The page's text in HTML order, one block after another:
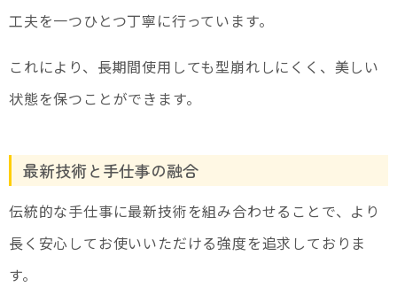
工夫を一つひとつ丁寧に行っています。
これにより、長期間使用しても型崩れしにくく、美しい
状態を保つことができます。
最新技術と手仕事の融合
伝統的な手仕事に最新技術を組み合わせることで、より
長く安心してお使いいただける強度を追求しておりま
す。